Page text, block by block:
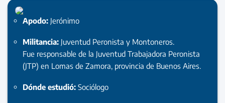
Apodo: Jerónimo
Militancia: Juventud Peronista y Montoneros.
Fue responsable de la Juventud Trabajadora Peronista
(JTP) en Lomas de Zamora, provincia de Buenos Aires.
Dónde estudió: Sociólogo